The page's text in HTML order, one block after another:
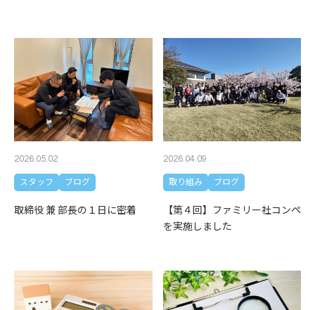
2026.05.02
スタッフ ブログ
取締役 兼 部長の１日に密着
2026.04.09
取り組み ブログ
【第４回】ファミリー社コンペ
を実施しました